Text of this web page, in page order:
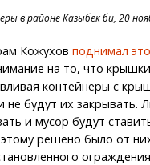
в районе Казыбек би, 20
Кожуховподнимал
на то, что
контейнеры с
не будут их закрывать.
и мусор будут
решено было от